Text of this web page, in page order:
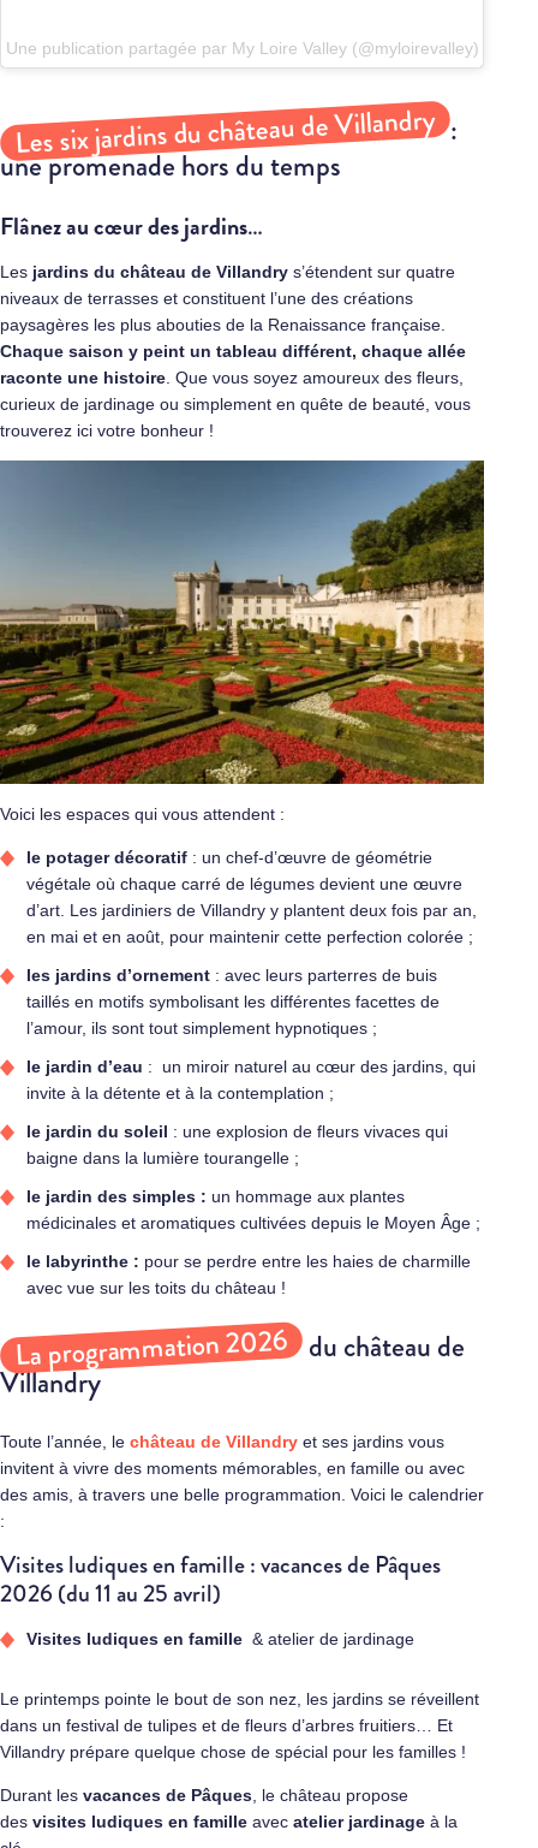
Une publication partagée par My Loire Valley (@myloirevalley)
Les six jardins du château de Villandry :
une promenade hors du temps
Flânez au cœur des jardins…
Les jardins du château de Villandry s’étendent sur quatre
niveaux de terrasses et constituent l’une des créations
paysagères les plus abouties de la Renaissance française.
Chaque saison y peint un tableau différent, chaque allée
raconte une histoire. Que vous soyez amoureux des fleurs,
curieux de jardinage ou simplement en quête de beauté, vous
trouverez ici votre bonheur !
Voici les espaces qui vous attendent :
le potager décoratif : un chef-d’œuvre de géométrie
végétale où chaque carré de légumes devient une œuvre
d’art. Les jardiniers de Villandry y plantent deux fois par an,
en mai et en août, pour maintenir cette perfection colorée ;
les jardins d’ornement : avec leurs parterres de buis
taillés en motifs symbolisant les différentes facettes de
l’amour, ils sont tout simplement hypnotiques ;
le jardin d’eau : un miroir naturel au cœur des jardins, qui
invite à la détente et à la contemplation ;
le jardin du soleil : une explosion de fleurs vivaces qui
baigne dans la lumière tourangelle ;
le jardin des simples : un hommage aux plantes
médicinales et aromatiques cultivées depuis le Moyen Âge ;
le labyrinthe : pour se perdre entre les haies de charmille
avec vue sur les toits du château !
La programmation 2026 du château de
Villandry
Toute l’année, le château de Villandry et ses jardins vous
invitent à vivre des moments mémorables, en famille ou avec
des amis, à travers une belle programmation. Voici le calendrier
:
Visites ludiques en famille : vacances de Pâques
2026 (du 11 au 25 avril)
Visites ludiques en famille & atelier de jardinage
Le printemps pointe le bout de son nez, les jardins se réveillent
dans un festival de tulipes et de fleurs d’arbres fruitiers… Et
Villandry prépare quelque chose de spécial pour les familles !
Durant les vacances de Pâques, le château propose
des visites ludiques en famille avec atelier jardinage à la